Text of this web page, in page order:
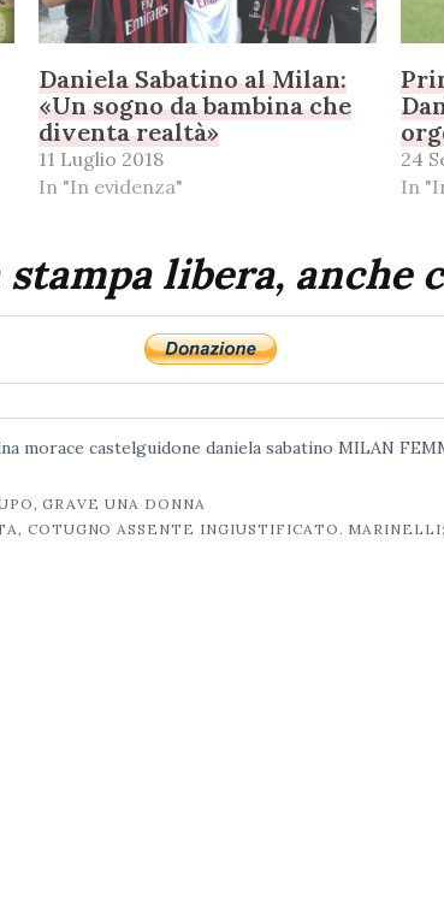
Daniela Sabatino al Milan:
«Un sogno da bambina che
diventa realtà»
11 Luglio 2018
In "In evidenza"
24
In
libera, anche
morace castelguidone daniela sabatino MILAN
GRAVE UNA DONNA
COTUGNO ASSENTE INGIUSTIFICATO.